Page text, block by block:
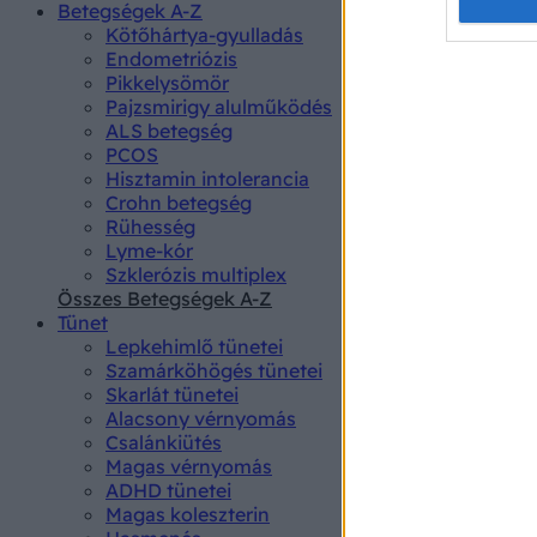
Betegségek A-Z
Kötőhártya-gyulladás
Endometriózis
Pikkelysömör
Pajzsmirigy alulműködés
ALS betegség
PCOS
Hisztamin intolerancia
Crohn betegség
Rühesség
Lyme-kór
Szklerózis multiplex
Összes Betegségek A-Z
Tünet
Lepkehimlő tünetei
Szamárköhögés tünetei
Skarlát tünetei
Alacsony vérnyomás
Csalánkiütés
Magas vérnyomás
ADHD tünetei
Magas koleszterin